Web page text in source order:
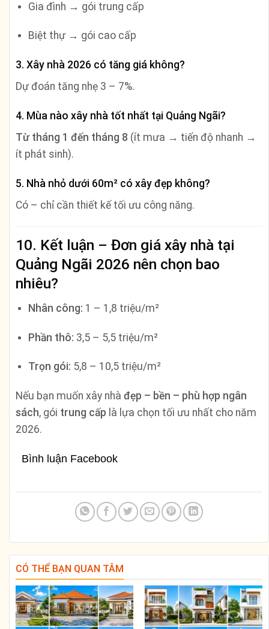
Gia đình → gói trung cấp
Biệt thự → gói cao cấp
3. Xây nhà 2026 có tăng giá không?
Dự đoán tăng nhẹ 3 – 7%.
4. Mùa nào xây nhà tốt nhất tại Quảng Ngãi?
Từ tháng 1 đến tháng 8 (ít mưa → tiến độ nhanh →
ít phát sinh).
5. Nhà nhỏ dưới 60m² có xây đẹp không?
Có – chỉ cần thiết kế tối ưu công năng.
10. Kết luận – Đơn giá xây nhà tại
Quảng Ngãi 2026 nên chọn bao
nhiêu?
Nhân công: 1 – 1,8 triệu/m²
Phần thô: 3,5 – 5,5 triệu/m²
Trọn gói: 5,8 – 10,5 triệu/m²
Nếu bạn muốn xây nhà đẹp – bền – phù hợp ngân
sách, gói trung cấp là lựa chọn tối ưu nhất cho năm
2026.
Bình luận Facebook
CÓ THỂ BẠN QUAN TÂM